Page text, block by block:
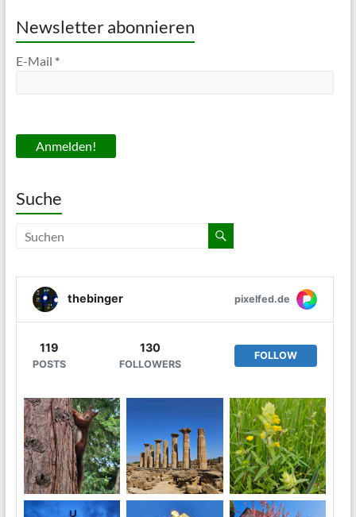
Newsletter abonnieren
E-Mail *
Suche